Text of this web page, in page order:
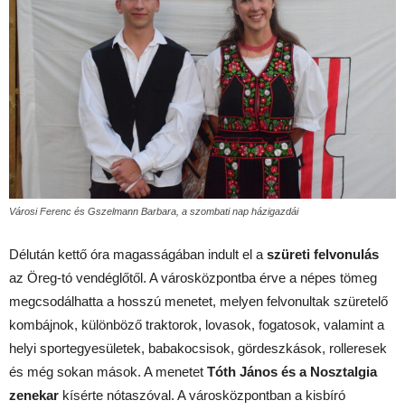
Városi Ferenc és Gszelmann Barbara, a szombati nap házigazdái
Délután kettő óra magasságában indult el a szüreti felvonulás
az Öreg-tó vendéglőtől. A városközpontba érve a népes tömeg
megcsodálhatta a hosszú menetet, melyen felvonultak szüretelő
kombájnok, különböző traktorok, lovasok, fogatosok, valamint a
helyi sportegyesületek, babakocsisok, gördeszkások, rolleresek
és még sokan mások. A menetet Tóth János és a Nosztalgia
zenekar kísérte nótaszóval. A városközpontban a kisbíró